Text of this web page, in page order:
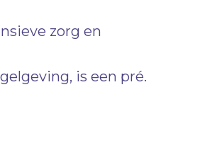
zorg en
is een pré.